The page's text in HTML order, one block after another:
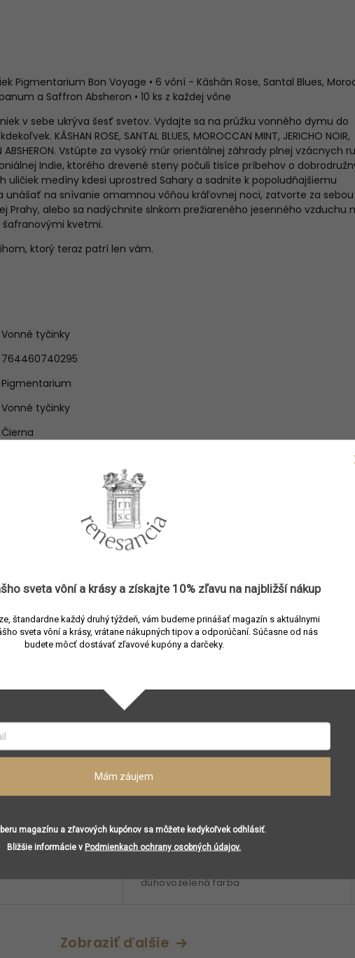
Pigmentarium Bon Voyage • 6 vôní - Kâshân Rose, Santal Blues,
a Saffron Absheron • 10 ks z každej vône
v sebe ukrýva šesť svetov. Vydajte sa na prúžku vonného dymu do
KÂSHAN ROSE, SANTAL BLUES, MOROCCAN MINT, JERICHO NOIR,
ABSHERON. Vstúpte za vysoký múr orientálnej záhrady plnej vzácnych
Indie, ktorého drevené steny počuli tisíce príbehov o
uličiek medíny kdesi uprostred Sahary a sadnite k popoludňajšiemu
unášať na snívanie omamnou vôňou kráľovnej noci, zatvorte za
Prahy, alebo sa nadýchnite slnkom prežiareného jesenného vzduchu
kvetmi.
ktorý teraz patrí len vám.
Vonné tyčinky
764460740295
Pigmentarium
Vonné tyčinky
Čierna
Súvisiaci tovar
Gold Limited
košíka
Pigmentarium Altar Green
Bubble stojan na vonné tyčinky
Skladom v predajni
98 €98 € / 1 ks
dúhovozelená farba
Zobraziť ďalšie
sveta vôní a krásy a získajte 10% zľavu na najbližší nákup
štandardne každý druhý týždeň, vám budeme prinášať magazín s aktuálnymi
sveta vôní a krásy, vrátane nákupných tipov a odporúčaní. Súčasne od nás
budete môcť dostávať zľavové kupóny a darčeky.
Mám záujem
magazínu a zľavových kupónov sa môžete kedykoľvek odhlásiť.
Bližšie informácie v Podmienkach ochrany osobných údajov.